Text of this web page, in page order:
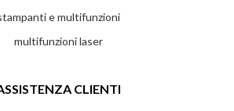
e multifunzioni
multifunzioni laser
CLIENTI